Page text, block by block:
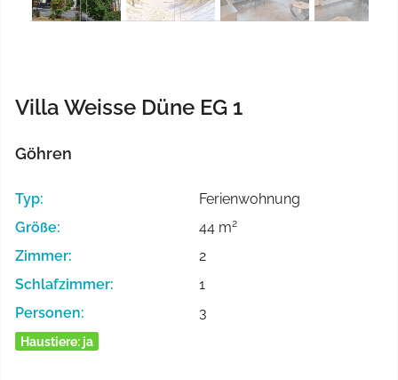
Villa Weisse Düne EG 1
Göhren
Typ:
Ferienwohnung
Größe:
44 m2
Zimmer:
2
Schlafzimmer:
1
Personen:
3
Haustiere: ja